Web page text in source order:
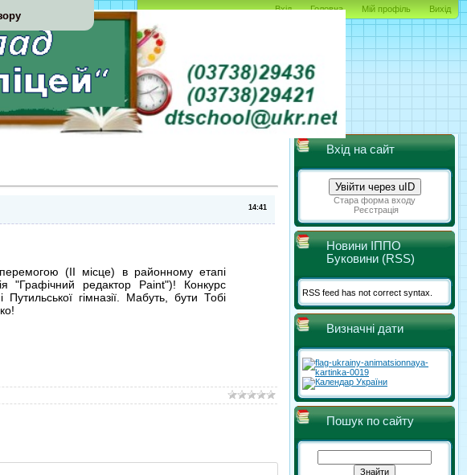
Вхід Головна Мій профіль Вихід
(ІІ місце) в районному етапі
"Графічний редактор Paint")! Конкурс
гімназії. Мабуть, бути Тобі
Вхід на сайт
Увійти через uID
Стара форма входу
Реєстрація
Новини ІППО
Буковини (RSS)
RSS feed has not correct syntax.
Визначні дати
Пошук по сайту